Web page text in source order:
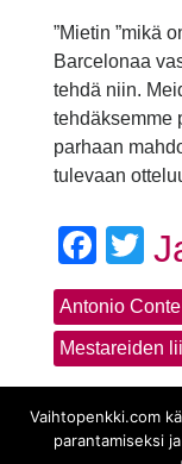
”Mietin ”mikä
Barcelonaa
tehdä niin.
tehdäksemme
parhaan
tulevaan
Antonio Conte
Mestareiden
Vaihtopenkki.com
parantamiseksi